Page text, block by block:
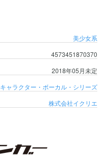
美少女系
4573451870370
2018年05月未定
キャラクター・ボーカル・シリーズ
株式会社イクリエ